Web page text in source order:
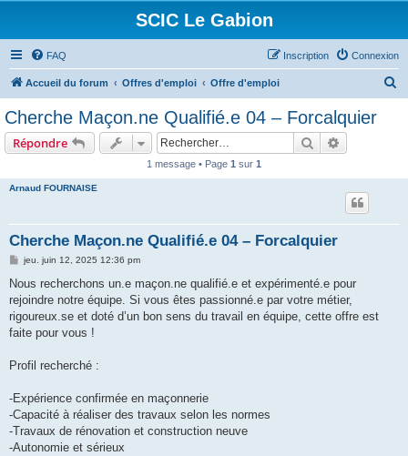
SCIC Le Gabion
FAQ Connexion
Inscription
Accueil du forum Offres d'emploi Offre d'emploi
Cherche Maçon.ne Qualifié.e 04 – Forcalquier
Répondre Rechercher
1 message • Page 1 sur 1
Arnaud FOURNAISE
Cherche Maçon.ne Qualifié.e 04 – Forcalquier
M
s
a
g
e
jeu. juin 12, 2025 12:36 pm
Nous recherchons un.e maçon.ne qualifié.e et expérimenté.e pour
rejoindre notre équipe. Si vous êtes passionné.e par votre métier,
rigoureux.se et doté d’un bon sens du travail en équipe, cette offre est
faite pour vous !
Profil recherché :
-Expérience confirmée en maçonnerie
-Capacité à réaliser des travaux selon les normes
-Travaux de rénovation et construction neuve
-Autonomie et sérieux